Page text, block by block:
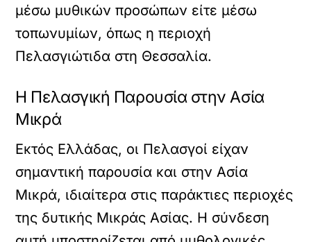
μέσω μυθικών προσώπων είτε μέσω
τοπωνυμίων, όπως η περιοχή
Πελασγιώτιδα στη Θεσσαλία.
Η Πελασγική Παρουσία στην Ασία
Μικρά
Εκτός Ελλάδας, οι Πελασγοί είχαν
σημαντική παρουσία και στην Ασία
Μικρά, ιδιαίτερα στις παράκτιες περιοχές
της δυτικής Μικράς Ασίας. Η σύνδεση